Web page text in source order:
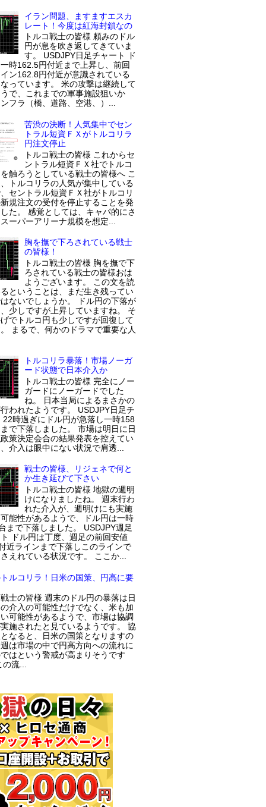
イラン問題、ますますエスカ
レート！今度は紅海封鎖なの
トルコ戦士の皆様 頼みのドル
円が息を吹き返してきていま
す。 USDJPY日足チャート ド
時162.5円付近まで上昇し、前回
ン162.8円付近が意識されている
っています。 米の攻撃は継続して
で、これまでの軍事施設狙いか
フラ（橋、道路、空港、）...
苦渋の決断！人気集中でセン
トラル短資ＦＸがトルコリラ
円注文停止
トルコ戦士の皆様 これからセ
ントラル短資ＦＸ社でトルコ
触ろうとしている戦士の皆様へ こ
トルコリラの人気が集中している
セントラル短資ＦＸ社がトルコリ
規注文の受付を停止することを発
た。 感覚としては、キャパ的にさ
ーパーアリーナ規模を想定...
胸を撫で下ろされている戦士
の皆様！
トルコ戦士の皆様 胸を撫で下
ろされている戦士の皆様おは
ようございます。 この文を読
ということは、まだ生き残ってい
ないでしょうか。 ドル円の下落が
少しですが上昇していますね。 そ
でトルコ円も少しですが回復して
まるで、何かのドラマで重要な人
トルコリラ暴落！市場ノーガ
ード状態で日本介入か
トルコ戦士の皆様 完全にノー
ガードにノーガードでした
ね。 日本当局によるまさかの
われたようです。 USDJPY日足チ
22時過ぎにドル円が急落し一時158
で下落しました。 市場は明日に日
策決定会合の結果発表を控えてい
介入は眼中にない状況で肩透...
戦士の皆様、リジェネで何と
か生き延びて下さい
トルコ戦士の皆様 地獄の週明
けになりましたね。 週末行わ
れた介入が、週明けにも実施
能性があるようで、ドル円は一時
まで下落しました。 USDJPY週足
ドル円は丁度、週足の前回安値
近ラインまで下落しこのラインで
えれている状況です。 ここか...
ルコリラ！日米の国策、円高に要
士の皆様 週末のドル円の暴落は日
介入の可能性だけでなく、米も加
可能性があるようで、市場は協調
施されたと見ているようです。 協
なると、日米の国策となりますの
は市場の中で円高方向への流れに
はという警戒が高まりそうです
の流...